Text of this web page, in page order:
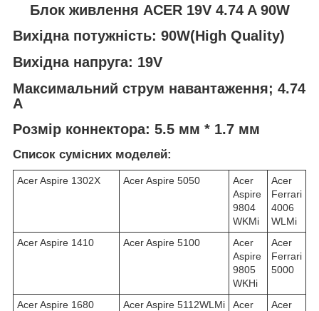
Блок живлення ACER 19V 4.74 A 90W
Вихідна потужність: 90W(High Quality)
Вихідна напруга: 19V
Максимальний струм навантаження; 4.74
A
Розмір коннектора: 5.5 мм * 1.7 мм
Список сумісних моделей:
Acer Aspire 1302X Acer Aspire 5050
Acer
Aspire
9804
WKMi
Acer
Ferrari
4006
WLMi
Acer Aspire 1410
Acer Aspire 5100
Acer
Aspire
9805
WKHi
Acer
Ferrari
5000
Acer Aspire 1680 Acer Aspire 5112WLMi
Acer
Acer